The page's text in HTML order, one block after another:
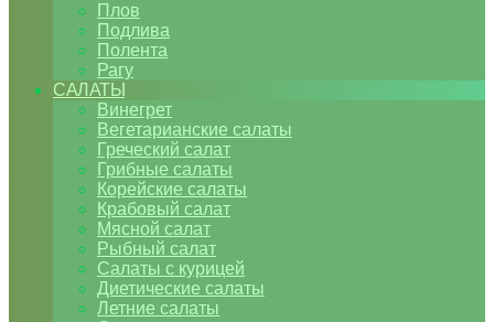
Плов
Подлива
Полента
Рагу
САЛАТЫ
Винегрет
Вегетарианские салаты
Греческий салат
Грибные салаты
Корейские салаты
Крабовый салат
Мясной салат
Рыбный салат
Салаты с курицей
Диетические салаты
Летние салаты